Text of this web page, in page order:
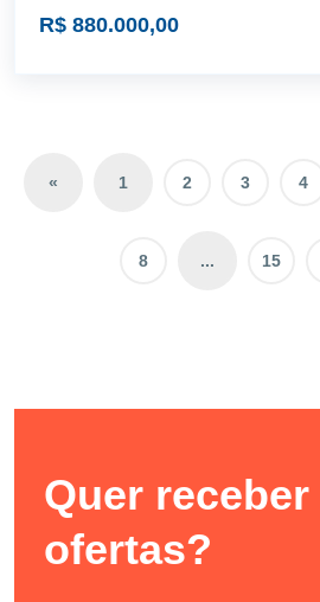
R$ 880.000,00
« 1 2 3 4
8 ... 15
Quer
ofertas?